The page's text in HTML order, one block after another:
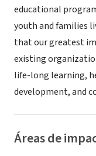
educational
youth and families
that our greatest
existing
life-long learning,
development, and
Áreas de